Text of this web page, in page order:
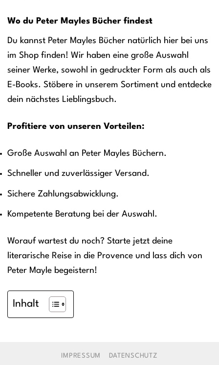
Wo du Peter Mayles Bücher findest
Du kannst Peter Mayles Bücher natürlich hier bei uns
im Shop finden! Wir haben eine große Auswahl
seiner Werke, sowohl in gedruckter Form als auch als
E-Books. Stöbere in unserem Sortiment und entdecke
dein nächstes Lieblingsbuch.
Profitiere von unseren Vorteilen:
Große Auswahl an Peter Mayles Büchern.
Schneller und zuverlässiger Versand.
Sichere Zahlungsabwicklung.
Kompetente Beratung bei der Auswahl.
Worauf wartest du noch? Starte jetzt deine
literarische Reise in die Provence und lass dich von
Peter Mayle begeistern!
Inhalt
IMPRESSUM DATENSCHUTZ